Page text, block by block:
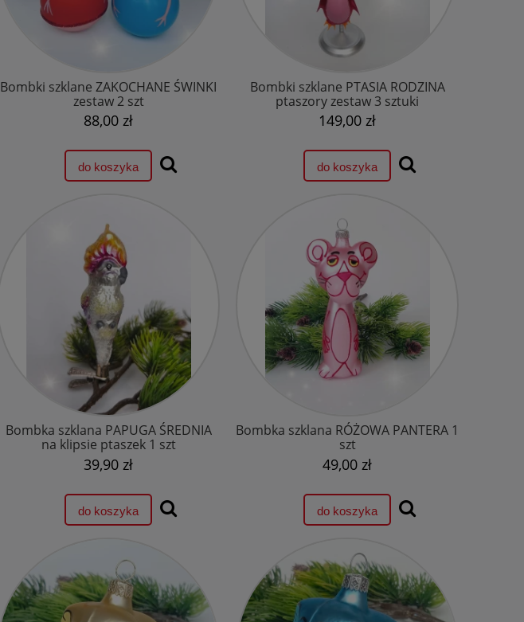
Bombki szklane ZAKOCHANE ŚWINKI
zestaw 2 szt
88,00 zł
do koszyka
Bombki szklane PTASIA RODZINA
ptaszory zestaw 3 sztuki
149,00 zł
do koszyka
Bombka szklana PAPUGA ŚREDNIA
na klipsie ptaszek 1 szt
39,90 zł
do koszyka
Bombka szklana RÓŻOWA PANTERA 1
szt
49,00 zł
do koszyka